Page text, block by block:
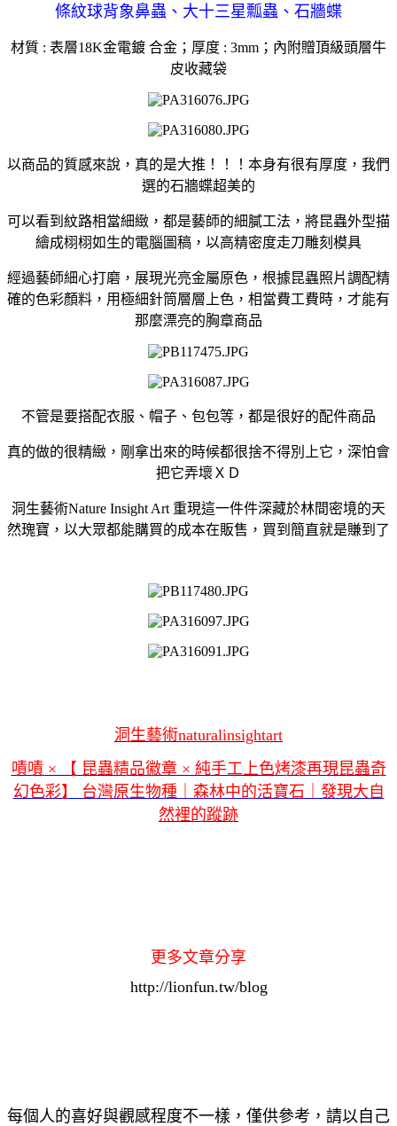
條紋球背象鼻蟲、大十三星瓢蟲、石牆蝶
材質 : 表層18K金電鍍 合金；厚度 : 3mm；內附贈頂級頭層牛
皮收藏袋
以商品的質感來說，真的是大推！！！本身有很有厚度，我們
選的石牆蝶超美的
可以看到紋路相當細緻，都是藝師的細膩工法，將昆蟲外型描
繪成栩栩如生的電腦圖稿，以高精密度走刀雕刻模具
經過藝師細心打磨，展現光亮金屬原色，根據昆蟲照片調配精
確的色彩顏料，用極細針筒層層上色，相當費工費時，才能有
那麼漂亮的胸章商品
不管是要搭配衣服、帽子、包包等，都是很好的配件商品
真的做的很精緻，剛拿出來的時候都很捨不得別上它，深怕會
把它弄壞ＸＤ
洞生藝術Nature Insight Art 重現這一件件深藏於林間密境的天
然瑰寶，以大眾都能購買的成本在販售，買到簡直就是賺到了
洞生藝術naturalinsightart
嘖嘖 × 【 昆蟲精品徽章 × 純手工上色烤漆再現昆蟲奇
幻色彩】 台灣原生物種｜森林中的活寶石｜發現大自
然裡的蹤跡
更多文章分享
http://lionfun.tw/blog
每個人的喜好與觀感程度不一樣，僅供參考，請以自己